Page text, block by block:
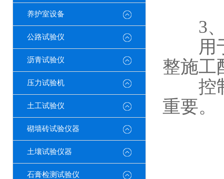
养护室设备
公路试验仪
沥青试验仪
压力试验机
土工试验仪
砌墙砖试验仪器
土壤试验仪器
石膏检测试验仪
3、
用于
整施工
控制
重要。